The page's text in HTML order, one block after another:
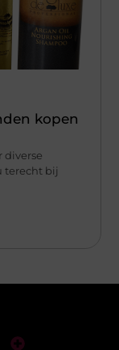
kopen
diverse
terecht bij